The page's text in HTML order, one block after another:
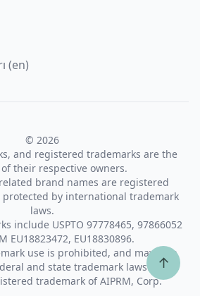
(en)
© 2026
and registered trademarks are the
their respective owners.
brand names are registered
by international trademark
laws.
include USPTO 97778465, 97866052
EU18823472, EU18830896.
use is prohibited, and may be a
and state trademark laws.
trademark of AIPRM, Corp.
↑